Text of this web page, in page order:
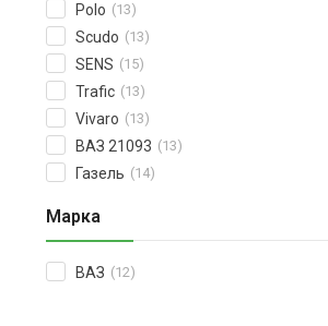
Polo (13)
Scudo (13)
SENS (15)
Trafic (13)
Vivaro (13)
ВАЗ 21093 (13)
Газель (14)
Марка
ВАЗ (12)